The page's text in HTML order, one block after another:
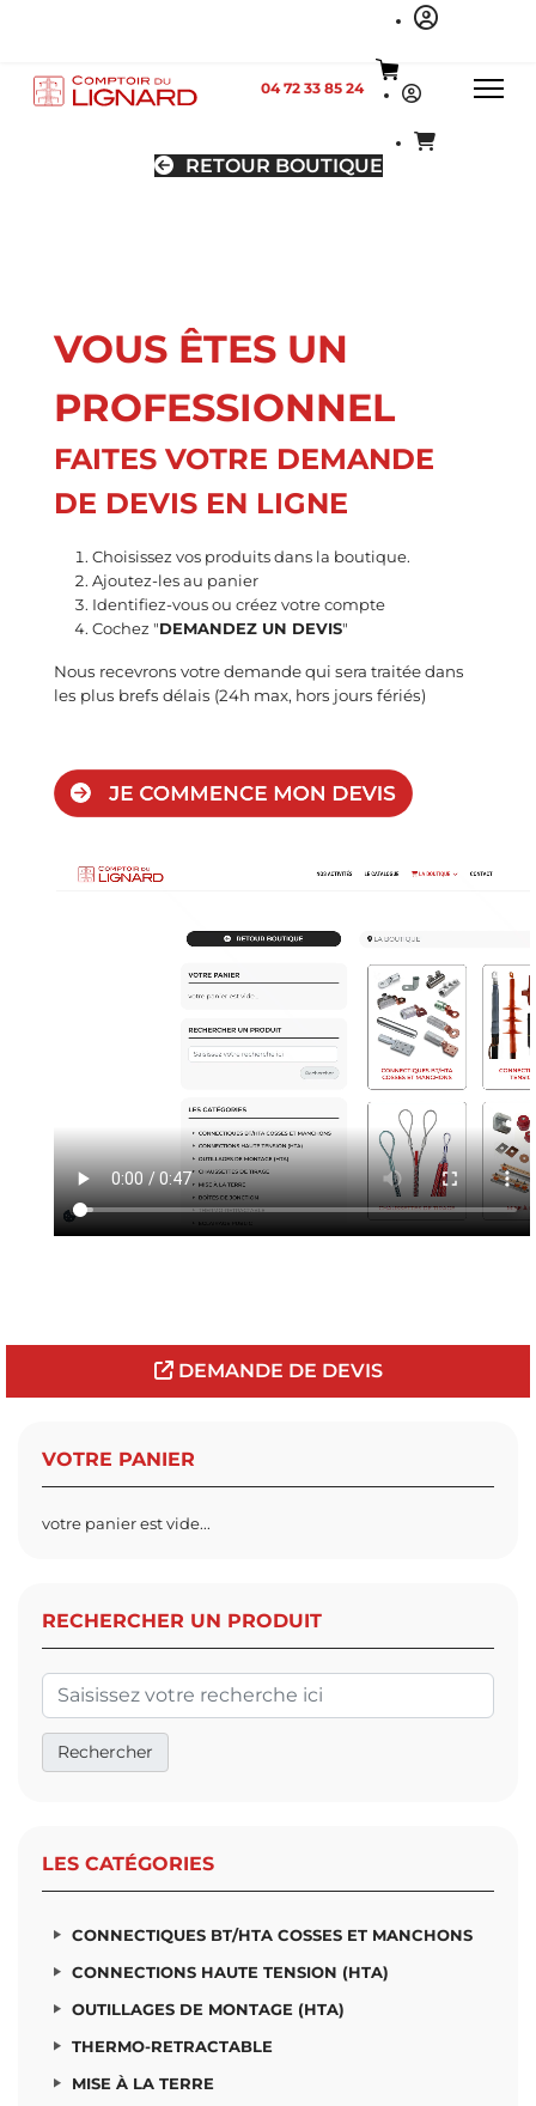
04 72 33 85 24
RETOUR BOUTIQUE
VOUS ÊTES UN
PROFESSIONNEL
FAITES VOTRE DEMANDE
DE DEVIS EN LIGNE
Choisissez vos produits dans la boutique.
Ajoutez-les au panier
Identifiez-vous ou créez votre compte
Cochez "DEMANDEZ UN DEVIS"
Nous recevrons votre demande qui sera traitée dans
les plus brefs délais (24h max, hors jours fériés)
DEMANDE DE DEVIS
VOTRE PANIER
votre panier est vide...
RECHERCHER UN PRODUIT
LES CATÉGORIES
CONNECTIQUES BT/HTA COSSES ET MANCHONS
CONNECTIONS HAUTE TENSION (HTA)
OUTILLAGES DE MONTAGE (HTA)
THERMO-RETRACTABLE
MISE À LA TERRE